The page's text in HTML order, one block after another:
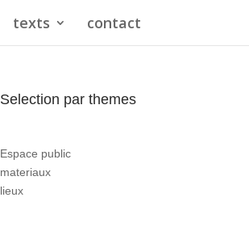
texts contact
Selection par themes
Espace public
materiaux
lieux